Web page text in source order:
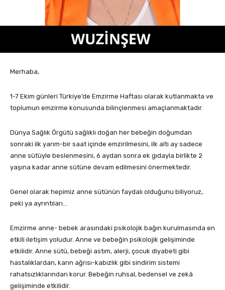
Merhaba,
1-7 Ekim günleri Türkiye’de Emzirme Haftası olarak kutlanmakta ve
toplumun emzirme konusunda bilinçlenmesi amaçlanmaktadır.
Dünya Sağlık Örgütü sağlıklı doğan her bebeğin doğumdan
sonraki ilk yarım-bir saat içinde emzirilmesini, ilk altı ay sadece
anne sütüyle beslenmesini, 6 aydan sonra ek gıdayla birlikte 2
yaşına kadar anne sütüne devam edilmesini önermektedir.
Genel olarak hepimiz anne sütünün faydalı olduğunu biliyoruz,
peki ya ayrıntıları…
Emzirme anne- bebek arasındaki psikolojik bağın kurulmasında en
etkili iletişim yoludur. Anne ve bebeğin psikolojik gelişiminde
etkilidir. Anne sütü, bebeği astım, alerji, çocuk diyabeti gibi
hastalıklardan, karın ağrısı-kabızlık gibi sindirim sistemi
rahatsızlıklarından korur. Bebeğin ruhsal, bedensel ve zekâ
gelişiminde etkilidir.